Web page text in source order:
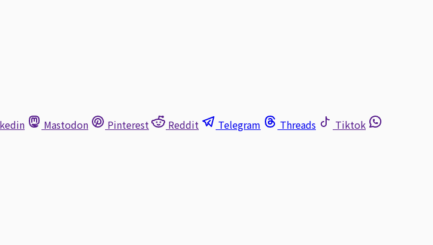
Mastodon Pinterest Reddit Telegram Threads
Tiktok